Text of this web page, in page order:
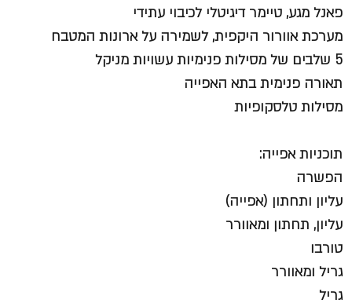
פאנל מגע, טיימר דיגיטלי לכיבוי עתידי
מערכת אוורור היקפית, לשמירה על ארונות המטבח
5 שלבים של מסילות פנימיות עשויות מניקל
תאורה פנימית בתא האפייה
מסילות טלסקופיות
תוכניות אפייה:
הפשרה
עליון ותחתון (אפייה)
עליון, תחתון ומאוורר
טורבו
גריל ומאוורר
גריל